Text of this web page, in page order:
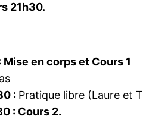
21h30.
Mise en corps et Cours 1
: Pratique libre (Laure et
: Cours 2.